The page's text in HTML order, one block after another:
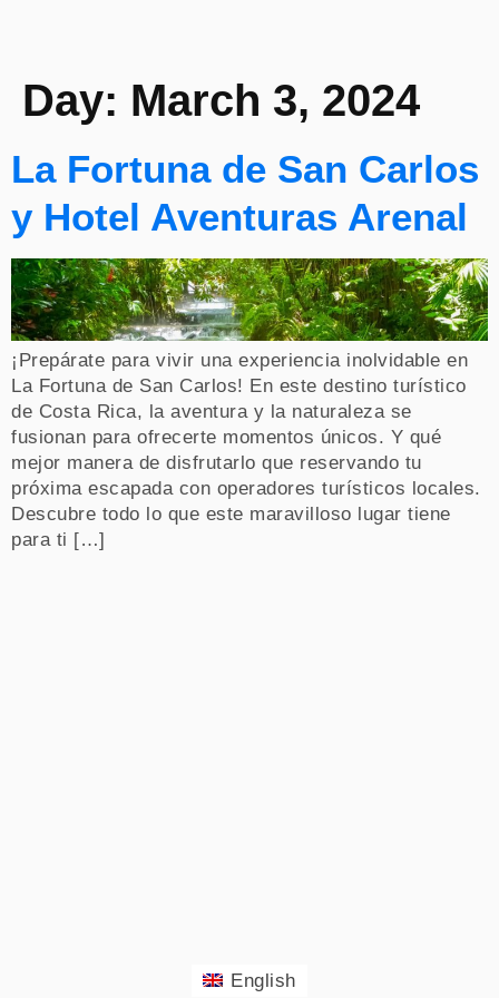
Day: March 3, 2024
La Fortuna de San Carlos
y Hotel Aventuras Arenal
¡Prepárate para vivir una experiencia inolvidable en
La Fortuna de San Carlos! En este destino turístico
de Costa Rica, la aventura y la naturaleza se
fusionan para ofrecerte momentos únicos. Y qué
mejor manera de disfrutarlo que reservando tu
próxima escapada con operadores turísticos locales.
Descubre todo lo que este maravilloso lugar tiene
para ti […]
English